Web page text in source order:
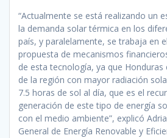
“Actualmente se está realizando un
la demanda solar térmica en los
país, y paralelamente, se trabaja en
propuesta de mecanismos
de esta tecnología, ya que Honduras
de la región con mayor radiación
7.5 horas de sol al día, que es el
generación de este tipo de energía
con el medio ambiente”, explicó
General de Energía Renovable y